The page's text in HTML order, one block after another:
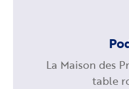
La Maison des
table